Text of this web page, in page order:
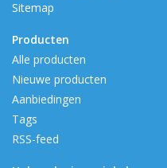
Sitemap
Producten
Alle producten
Nieuwe producten
Aanbiedingen
Tags
RSS-feed